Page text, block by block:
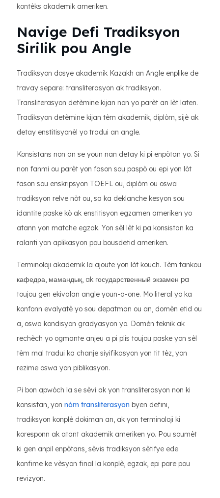
kontèks akademik ameriken.
Navige Defi Tradiksyon
Sirilik pou Angle
Tradiksyon dosye akademik Kazakh an Angle enplike de
travay separe: transliterasyon ak tradiksyon.
Transliterasyon detèmine kijan non yo parèt an lèt laten.
Tradiksyon detèmine kijan tèm akademik, diplòm, sijè ak
detay enstitisyonèl yo tradui an angle.
Konsistans non an se youn nan detay ki pi enpòtan yo. Si
non fanmi ou parèt yon fason sou paspò ou epi yon lòt
fason sou enskripsyon TOEFL ou, diplòm ou oswa
tradiksyon relve nòt ou, sa ka deklanche kesyon sou
idantite paske kò ak enstitisyon egzamen ameriken yo
atann yon matche egzak. Yon sèl lèt ki pa konsistan ka
ralanti yon aplikasyon pou bousdetid ameriken.
Terminoloji akademik la ajoute yon lòt kouch. Tèm tankou
кафедра, мамандық, ak государственный экзамен pa
toujou gen ekivalan angle youn-a-one. Mo literal yo ka
konfonn evalyatè yo sou depatman ou an, domèn etid ou
a, oswa kondisyon gradyasyon yo. Domèn teknik ak
rechèch yo ogmante anjeu a pi plis toujou paske yon sèl
tèm mal tradui ka chanje siyifikasyon yon tit tèz, yon
rezime oswa yon piblikasyon.
Pi bon apwòch la se sèvi ak yon transliterasyon non ki
konsistan, yon nòm transliterasyon byen defini,
tradiksyon konplè dokiman an, ak yon terminoloji ki
koresponn ak atant akademik ameriken yo. Pou soumèt
ki gen anpil enpòtans, sèvis tradiksyon sètifye ede
konfime ke vèsyon final la konplè, egzak, epi pare pou
revizyon.